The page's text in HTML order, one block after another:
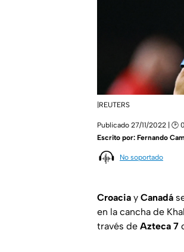
|REUTERS
Publicado 27/11/2022 | 🕑
Escrito por: Fernando
No soportado
Croacia y Canadá
en la cancha de
través de Azteca 7